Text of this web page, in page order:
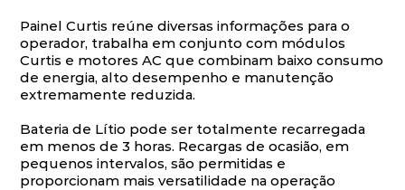
Painel Curtis reúne diversas informações para o
operador, trabalha em conjunto com módulos
Curtis e motores AC que combinam baixo consumo
de energia, alto desempenho e manutenção
extremamente reduzida.
Bateria de Lítio pode ser totalmente recarregada
em menos de 3 horas. Recargas de ocasião, em
pequenos intervalos, são permitidas e
proporcionam mais versatilidade na operação